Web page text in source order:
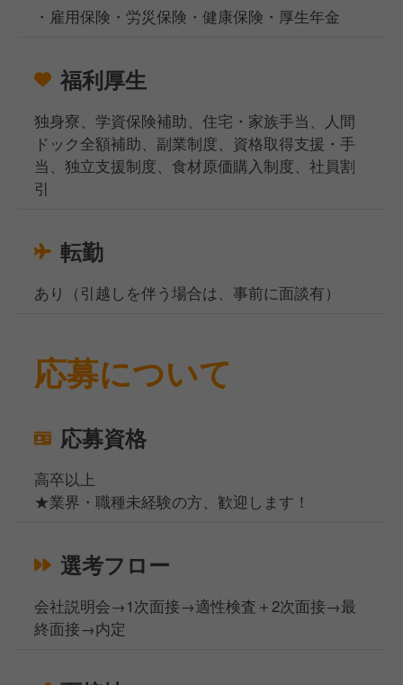
・雇用保険・労災保険・健康保険・厚生年金
福利厚生
独身寮、学資保険補助、住宅・家族手当、人間
ドック全額補助、副業制度、資格取得支援・手
当、独立支援制度、食材原価購入制度、社員割
引
転勤
あり（引越しを伴う場合は、事前に面談有）
応募について
応募資格
高卒以上
★業界・職種未経験の方、歓迎します！
選考フロー
会社説明会→1次面接→適性検査＋2次面接→最
終面接→内定